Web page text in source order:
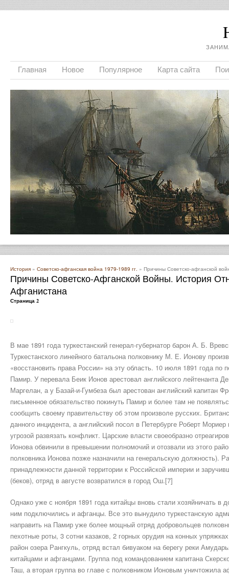
Главная Новое Популярное Карта сайта
История » Советско-афганская война 1979-1989 гг. » Причины Советско-афганской
Причины Советско-Афганской Войны. История
Афганистана
Страница 2
В мае 1891 года туркестанский генерал-губернатор барон А. Б.
Туркестанского линейного батальона полковнику М. Е. Ионову
«восстановить права России» на эту область. 10 июля 1891 года
Памир. У перевала Беик Ионов арестовал английского лейтенанта
Маргелан, а у Базай-и-Гумбеза был арестован английский капитан
письменное обязательство покинуть Памир и более там не
сообщить своему правительству об этом произволе русских.
данного инцидента, а английский посол в Петербурге Роберт
угрозой развязать конфликт. Царские власти своеобразно
Ионова обвинили в превышении полномочий и отозвали из этого
полковника Ионова позже назначили на генеральскую должность).
принадлежности данной территории к Российской империи и
(беков), отряд в августе возвратился в город Ош.[7]
Однако уже с ноября 1891 года китайцы вновь стали хозяйничать
ним подключились и афганцы. Все это вынудило туркестанскую
направить на Памир уже более мощный отряд добровольцев
пехотные роты, 3 сотни казаков, 2 горных орудия на конных
район озера Рангкуль, отряд встал бивуаком на берегу реки
китайцами и афганцами. Группа под командованием капитана
Таш, а вторая группа во главе с полковником Ионовым уничтожила